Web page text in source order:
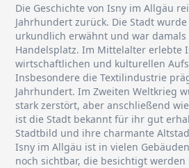
Die Geschichte von Isny im Allgäu
Jahrhundert zurück. Die Stadt
urkundlich erwähnt und war
Handelsplatz. Im Mittelalter erlebte
wirtschaftlichen und kulturellen
Insbesondere die Textilindustrie
Jahrhundert. Im Zweiten Weltkrieg
stark zerstört, aber anschließend
ist die Stadt bekannt für ihr gut
Stadtbild und ihre charmante
Isny im Allgäu ist in vielen
noch sichtbar, die besichtigt werden